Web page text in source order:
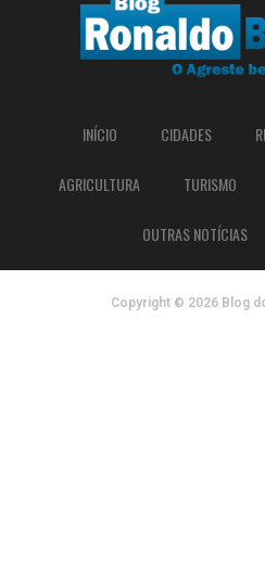
INÍCIO CIDADES
AGRICULTURA TURISMO
OUTRAS NOTÍCIAS
Copyright © 2026 Blog